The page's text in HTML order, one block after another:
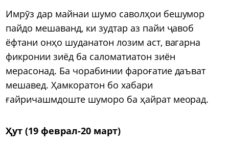
Имрӯз дар майнаи шумо саволҳои бешумор
пайдо мешаванд, ки зудтар аз пайи ҷавоб
ёфтани онҳо шуданатон лозим аст, вагарна
фикронии зиёд ба саломатиатон зиён
мерасонад. Ба чорабинии фароғатие даъват
мешавед. Ҳамкоратон бо хабари
ғайричашмдоште шуморо ба ҳайрат меорад.
Ҳут (19 феврал-20 март)